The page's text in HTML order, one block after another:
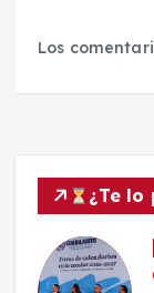
Los
¿Te lo